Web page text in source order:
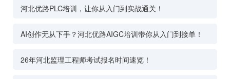
河北优路PLC培训，让你从入门到实战通关！
AI创作无从下手？河北优路AIGC培训带你从入门到接单！
26年河北监理工程师考试报名时间速览！